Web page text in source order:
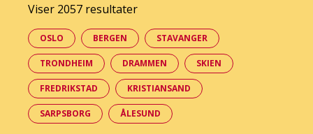
Viser 2057 resultater
OSLO BERGEN STAVANGER
TRONDHEIM DRAMMEN SKIEN
FREDRIKSTAD KRISTIANSAND
SARPSBORG ÅLESUND